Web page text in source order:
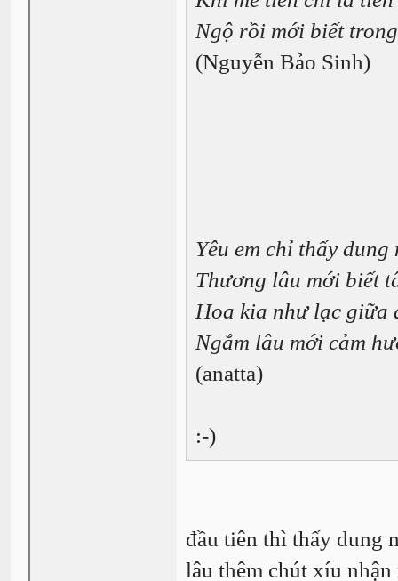
Ngộ rồi mới biết
(Nguyễn Bảo Sinh)
Yêu em chỉ thấy dung
Thương lâu mới biết
Hoa kia như lạc giữa
Ngắm lâu mới cảm
(anatta)
:-)
đầu tiên thì thấy dung
lâu thêm chút xíu